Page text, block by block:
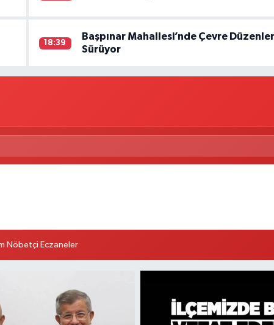
18:39
Başpınar Mahallesi’nde Çevre
Sürüyor
Nöbetçi Eczaneler